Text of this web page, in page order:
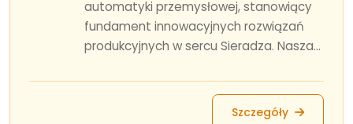
automatyki przemysłowej, stanowiący
fundament innowacyjnych rozwiązań
produkcyjnych w sercu Sieradza. Nasza...
Szczegóły